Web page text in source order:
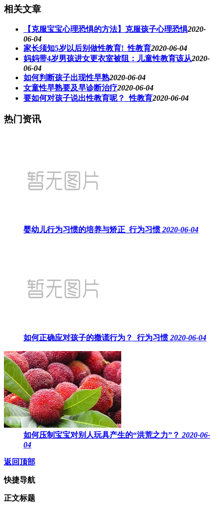
相关文章
【克服宝宝心理恐惧的方法】克服孩子心理恐惧2020-
06-04
家长须知5岁以后别做性教育!_性教育2020-06-04
妈妈带4岁男孩进女更衣室被阻：儿童性教育该从2020-
06-04
如何判断孩子出现性早熟2020-06-04
女童性早熟要及早诊断治疗2020-06-04
要如何对孩子说出性教育呢？_性教育2020-06-04
热门资讯
婴幼儿行为习惯的培养与矫正_行为习惯 2020-06-04
如何正确应对孩子的撒谎行为？_行为习惯 2020-06-04
如何压制宝宝对别人玩具产生的“洪荒之力”？ 2020-06-
04
返回顶部
快捷导航
正文标题